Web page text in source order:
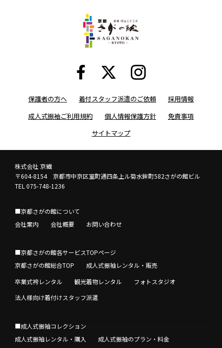
保護者の方へ 着付スタッフ派遣のご依頼
採用情報
成人式振袖ご利用規約
個人情報保護方針
免責事項
サイトマップ
株式会社 京繊
〒604-8154 京都市中京区室町通四条上ル菊水鉾町582さがの館ビル
TEL 075-748-1236
■京都さがの館について
会社案内
会社概要 お問い合わせ
■京都さがの館各サービスTOPページ
京都さがの館総合TOP
成人式振袖レンタル・販売
卒業式袴レンタル
観光着物レンタル
フォトスタジオ
法人様向け着付けスタッフ派遣
■成人式振袖コレクション
成人式振袖レンタル・購入
成人式振袖のプラン・料金